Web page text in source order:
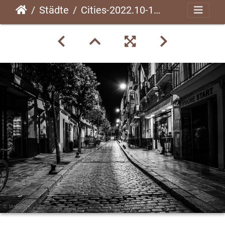
Städte Cities-2022.10-132